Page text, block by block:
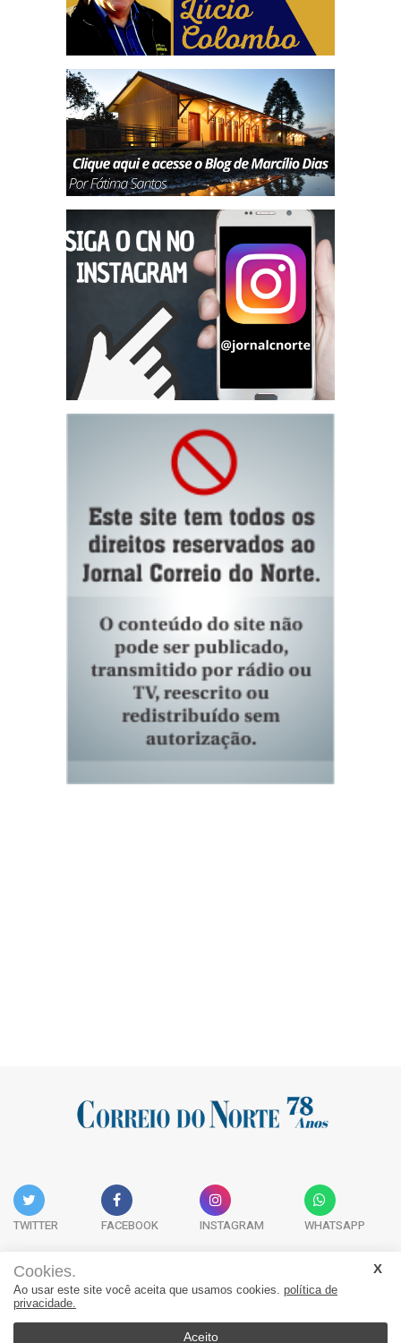
TWITTER FACEBOOK INSTAGRAM WHATSAPP
Acervo Digital Fale Conosco Quem Somos
Cookies.
Ao usar este site você aceita que usamos cookies. política de
privacidade.
Aceito